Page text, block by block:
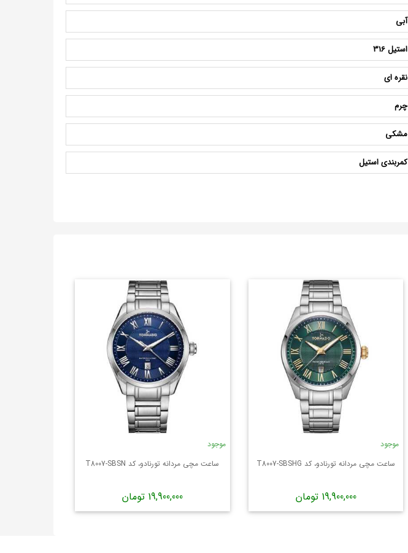
آبی
استیل 316
نقره ای
چرم
مشکی
کمربندی استیل
موجود
ساعت مچی مردانه تورنادو، کد T8007-SBSHG
19,900,000 تومان
موجود
ساعت مچی مردانه تورنادو، کد T8007-SBSN
19,900,000 تومان